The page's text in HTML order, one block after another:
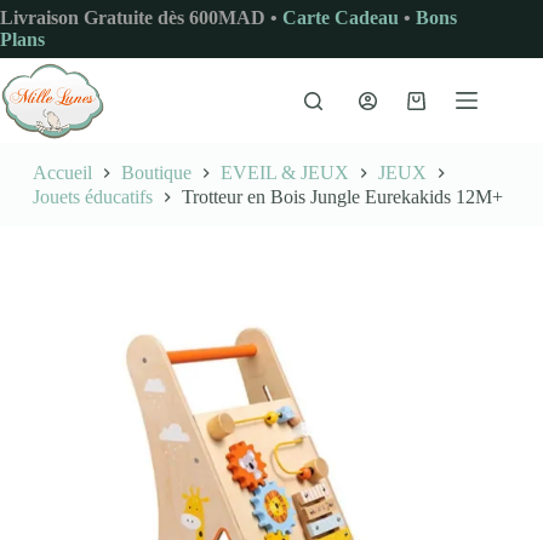
Passer
au
contenu
Livraison Gratuite dès 600MAD • Carte Cadeau • Bons
Plans
Panier
Accueil Boutique EVEIL & JEUX
JEUX
Jouets éducatifs
Trotteur en Bois Jungle Eurekakids 12M+